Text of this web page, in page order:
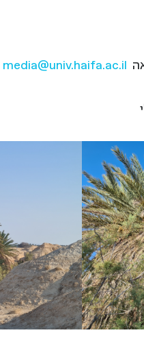
media@univ.haifa.ac.il